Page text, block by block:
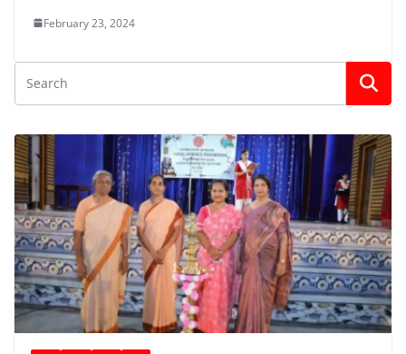
February 23, 2024